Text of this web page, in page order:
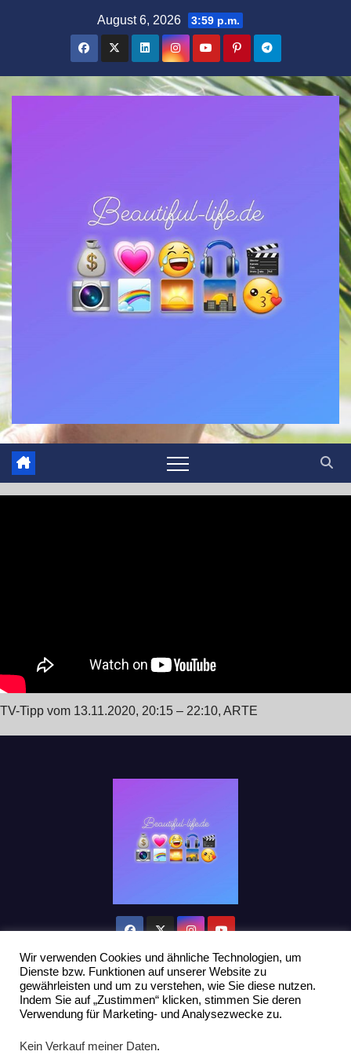
August 6, 2026 3:59 p.m.
TV-Tipp vom 13.11.2020, 20:15 – 22:10, ARTE
Stolz präsentiert von WordPress|Theme: Newsup vonThemeansar
Home Datenschutzerklärung
Wir verwenden Cookies und ähnliche Technologien, um
Dienste bzw. Funktionen auf unserer Website zu
gewährleisten und um zu verstehen, wie Sie diese nutzen.
Indem Sie auf „Zustimmen“ klicken, stimmen Sie deren
Verwendung für Marketing- und Analysezwecke zu.
Kein Verkauf meiner Daten.